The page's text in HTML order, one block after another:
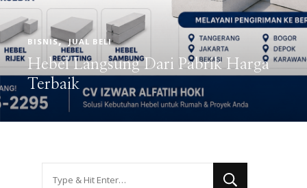
PENDIDIKAN
Kuliah Sambil Bisnis Jadi Tren
Generasi Muda, Ini Alasannya